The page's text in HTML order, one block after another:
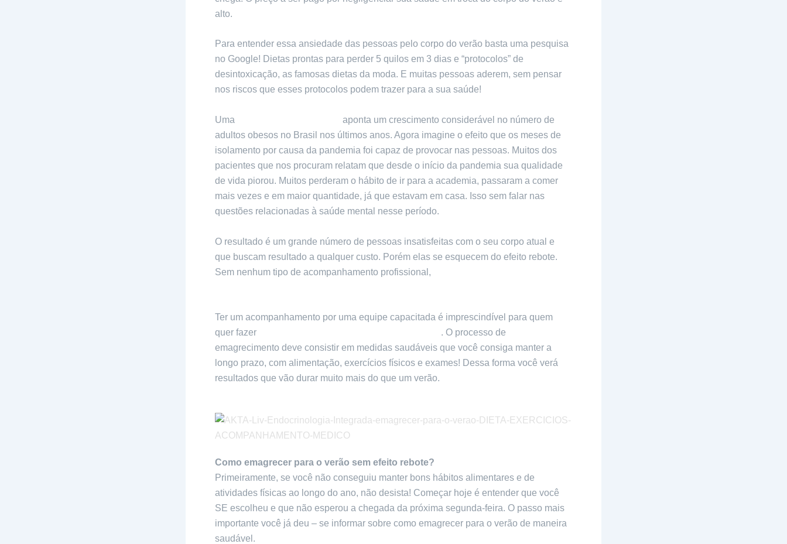
alto.
Para entender essa ansiedade das pessoas pelo corpo do verão basta uma pesquisa
no Google! Dietas prontas para perder 5 quilos em 3 dias e “protocolos” de
desintoxicação, as famosas dietas da moda. E muitas pessoas aderem, sem pensar
nos riscos que esses protocolos podem trazer para a sua saúde!
Uma
aponta um crescimento considerável no número de
adultos obesos no Brasil nos últimos anos. Agora imagine o efeito que os meses de
isolamento por causa da pandemia foi capaz de provocar nas pessoas. Muitos dos
pacientes que nos procuram relatam que desde o início da pandemia sua qualidade
de vida piorou. Muitos perderam o hábito de ir para a academia, passaram a comer
mais vezes e em maior quantidade, já que estavam em casa. Isso sem falar nas
questões relacionadas à saúde mental nesse período.
O resultado é um grande número de pessoas insatisfeitas com o seu corpo atual e
que buscam resultado a qualquer custo. Porém elas se esquecem do efeito rebote.
Sem nenhum tipo de acompanhamento profissional,
Ter um acompanhamento por uma equipe capacitada é imprescindível para quem
quer fazer
. O processo de
emagrecimento deve consistir em medidas saudáveis que você consiga manter a
longo prazo, com alimentação, exercícios físicos e exames! Dessa forma você verá
resultados que vão durar muito mais do que um verão.
Como emagrecer para o verão sem efeito rebote?
Primeiramente, se você não conseguiu manter bons hábitos alimentares e de
atividades físicas ao longo do ano, não desista! Começar hoje é entender que você
SE escolheu e que não esperou a chegada da próxima segunda-feira. O passo mais
importante você já deu – se informar sobre como emagrecer para o verão de maneira
saudável.